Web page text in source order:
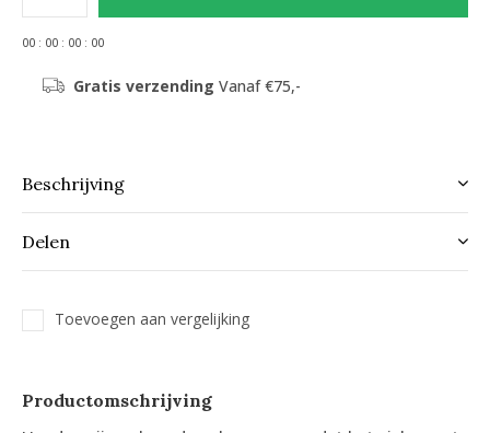
00 : 00 : 00 : 00
Gratis verzending Vanaf €75,-
Beschrijving
Delen
Toevoegen aan vergelijking
Productomschrijving